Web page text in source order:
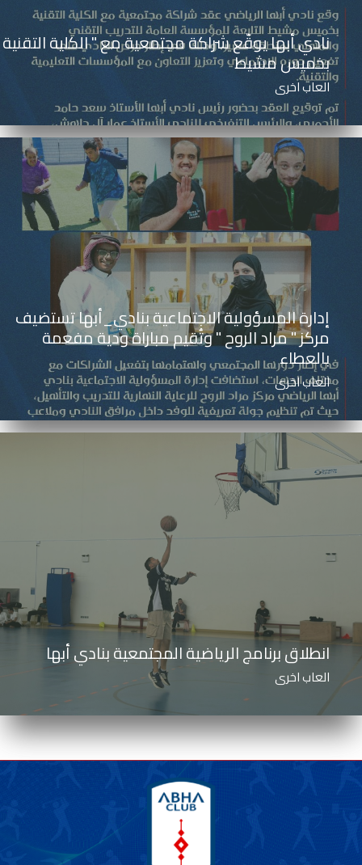
نادي أبها يوقّع شراكة مجتمعية مع " الكلية التقنية
بخميس مشيط
العاب اخرى
إدارة المسؤولية الاجتماعية بنادي_أبها تستضيف
مركز " مراد الروح " وتُقيم مباراة ودية مفعمة
بالعطاء
العاب اخرى
انطلاق برنامج الرياضية المجتمعية بنادي أبها
العاب اخرى